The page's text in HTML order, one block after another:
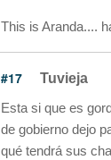
This is Aranda....
#17 Tuvieja
Esta si que es
de gobierno dejo
qué tendrá sus